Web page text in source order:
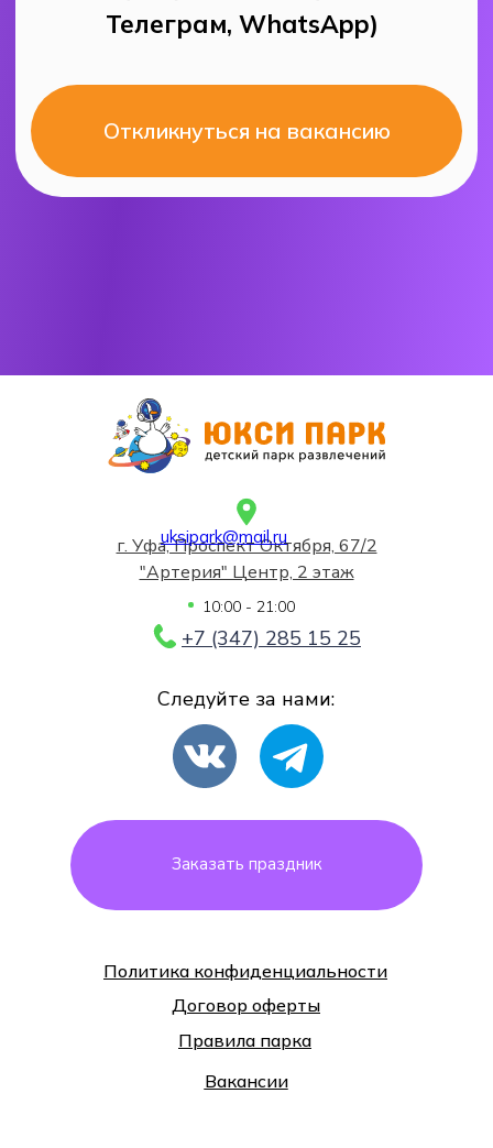
г. Уфа, Проспект Октября, 67/2
"Артерия" Центр, 2 этаж
Политика конфиденциальности
Заказать праздник
10:00 - 21:00
+7 (347) 285 15 25
Следуйте за нами:
Правила парка
Вакансии
Договор оферты
uksipark@mail.ru